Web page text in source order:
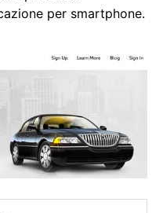
per smartphone.